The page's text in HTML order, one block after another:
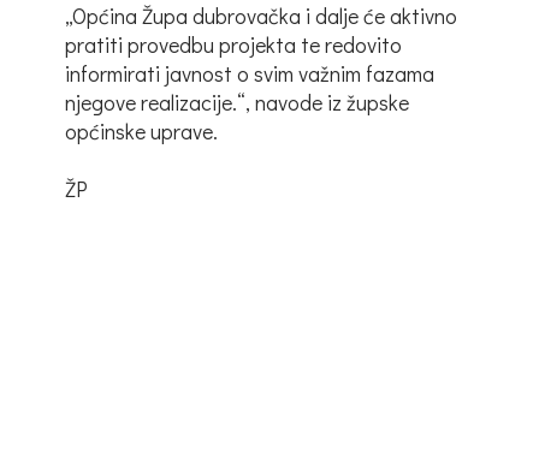
„Općina Župa dubrovačka i dalje će aktivno
pratiti provedbu projekta te redovito
informirati javnost o svim važnim fazama
njegove realizacije.“, navode iz župske
općinske uprave.
ŽP